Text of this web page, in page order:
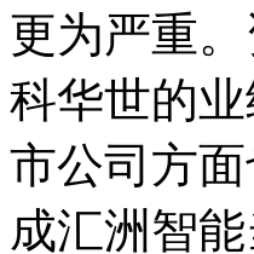
更为严重
科华世的
市公司方
成汇洲智